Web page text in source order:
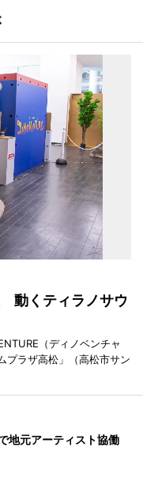
動くティラノサウ
（ディノベンチャ
プラザ高松」（高松市サン
地元アーティスト協働